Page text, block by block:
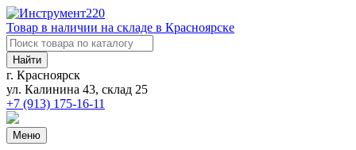
Товар в наличии на складе в Красноярске
Найти
г. Красноярск
ул. Калинина 43, склад 25
+7 (913) 175-16-11
Меню